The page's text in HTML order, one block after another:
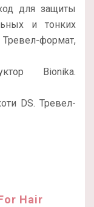
для защиты
и тонких
формат,
Bionika.
DS. Тревел-
Hair